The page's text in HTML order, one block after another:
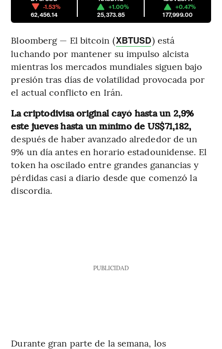
-1.53%
62,456.14
+1.00%
25,373.85
+0.47%
177,999.00
Bloomberg — El bitcoin (XBTUSD) está
luchando por mantener su impulso alcista
mientras los mercados mundiales siguen bajo
presión tras días de volatilidad provocada por
el actual conflicto en Irán.
La criptodivisa original cayó hasta un 2,9%
este jueves hasta un mínimo de US$71,182,
después de haber avanzado alrededor de un
9% un día antes en horario estadounidense. El
token ha oscilado entre grandes ganancias y
pérdidas casi a diario desde que comenzó la
discordia.
PUBLICIDAD
Durante gran parte de la semana, los